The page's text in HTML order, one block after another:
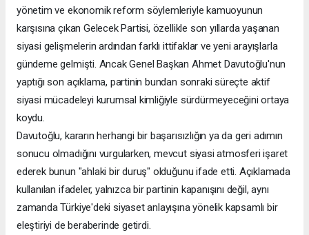
yönetim ve ekonomik reform söylemleriyle kamuoyunun
karşısına çıkan Gelecek Partisi, özellikle son yıllarda yaşanan
siyasi gelişmelerin ardından farklı ittifaklar ve yeni arayışlarla
gündeme gelmişti. Ancak Genel Başkan Ahmet Davutoğlu'nun
yaptığı son açıklama, partinin bundan sonraki süreçte aktif
siyasi mücadeleyi kurumsal kimliğiyle sürdürmeyeceğini ortaya
koydu.
Davutoğlu, kararın herhangi bir başarısızlığın ya da geri adımın
sonucu olmadığını vurgularken, mevcut siyasi atmosferi işaret
ederek bunun "ahlaki bir duruş" olduğunu ifade etti. Açıklamada
kullanılan ifadeler, yalnızca bir partinin kapanışını değil, aynı
zamanda Türkiye'deki siyaset anlayışına yönelik kapsamlı bir
eleştiriyi de beraberinde getirdi.